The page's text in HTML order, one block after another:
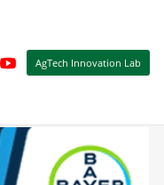
AgTech Innovation Lab